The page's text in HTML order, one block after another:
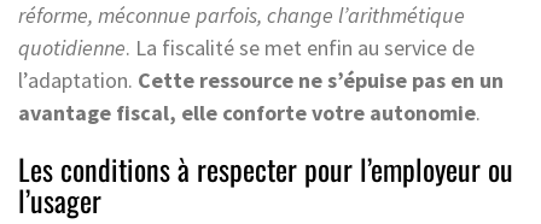
réforme, méconnue parfois, change l’arithmétique
quotidienne. La fiscalité se met enfin au service de
l’adaptation. Cette ressource ne s’épuise pas en un
avantage fiscal, elle conforte votre autonomie.
Les conditions à respecter pour l’employeur ou
l’usager